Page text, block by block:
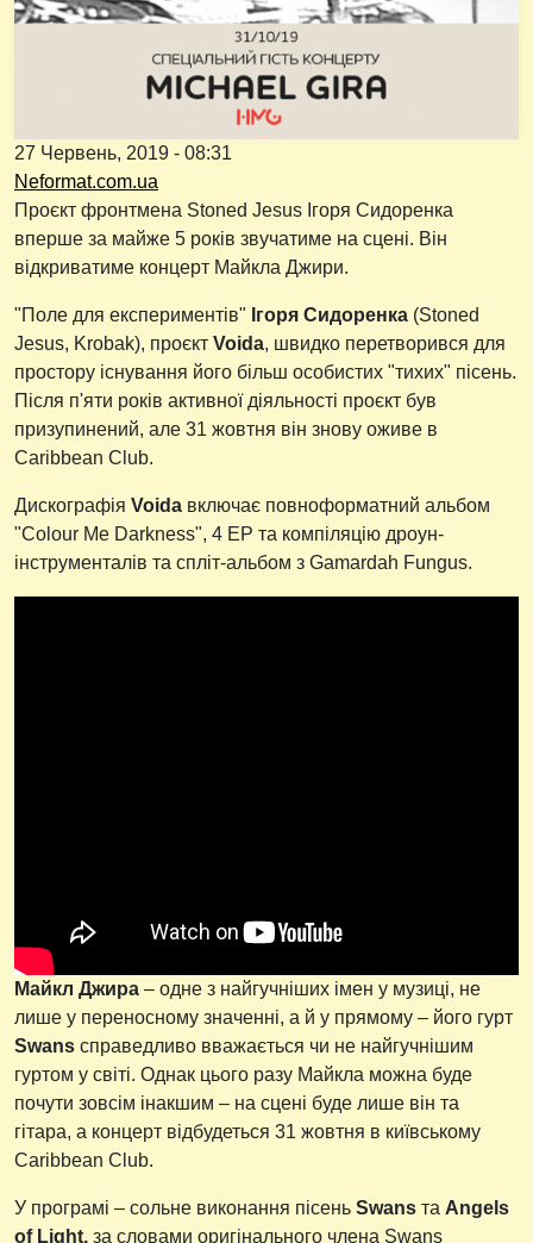
27 Червень, 2019 - 08:31
Neformat.com.ua
Проєкт фронтмена Stoned Jesus Ігоря Сидоренка
вперше за майже 5 років звучатиме на сцені. Він
відкриватиме концерт Майкла Джири.
"Поле для експериментів" Ігоря Сидоренка (Stoned
Jesus, Krobak), проєкт Voida, швидко перетворився для
простору існування його більш особистих "тихих" пісень.
Після п'яти років активної діяльності проєкт був
призупинений, але 31 жовтня він знову оживе в
Caribbean Club.
Дискографія Voida включає повноформатний альбом
"Colour Me Darkness", 4 ЕР та компіляцію дроун-
інструменталів та спліт-альбом з Gamardah Fungus.
Майкл Джира – одне з найгучніших імен у музиці, не
лише у переносному значенні, а й у прямому – його гурт
Swans справедливо вважається чи не найгучнішим
гуртом у світі. Однак цього разу Майкла можна буде
почути зовсім інакшим – на сцені буде лише він та
гітара, а концерт відбудеться 31 жовтня в київському
Caribbean Club.
У програмі – сольне виконання пісень Swans та Angels
of Light, за словами оригінального члена Swans